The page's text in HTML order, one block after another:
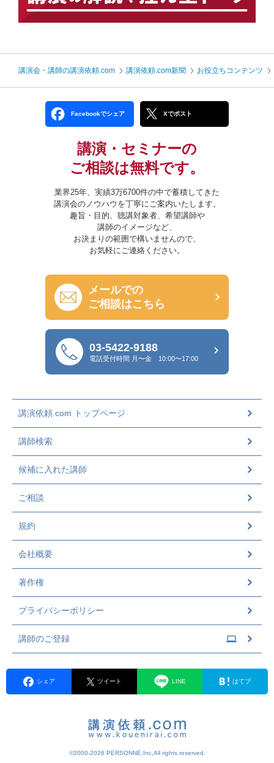
講演会・講師の講演依頼.com 講演依頼.com新聞 お役立ちコンテンツ
Facebookでシェア Xでポスト
講演・セミナーの
ご相談は無料です。
業界25年、実績3万6700件の中で蓄積してきた
講演会のノウハウを丁寧にご案内いたします。
趣旨・目的、聴講対象者、希望講師や
講師のイメージなど、
お決まりの範囲で構いませんので、
お気軽にご連絡ください。
メールでの
ご相談はこちら
03-5422-9188
電話受付時間 月〜金 10:00〜17:00
講演依頼.com トップページ
講師検索
候補に入れた講師
ご相談
規約
会社概要
著作権
プライバシーポリシー
講師のご登録
シェア ツイート LINE はてブ
©2000-2026 PERSONNE,Inc,All rights reserved.